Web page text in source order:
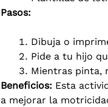
Pasos:
Dibuja o
Pide a tu hijo
Mientras pinta,
Beneficios: Esta
a mejorar la